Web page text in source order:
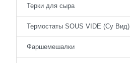
Терки для сыра
Термостаты SOUS VIDE (Су Вид)
Фаршемешалки